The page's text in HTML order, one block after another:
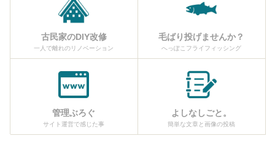
古民家のDIY改修
一人で離れのリノベーション
毛ばり投げませんか？
へっぽこフライフィッシング
管理ぶろぐ
サイト運営で感じた事
よしなしごと。
簡単な文章と画像の投稿